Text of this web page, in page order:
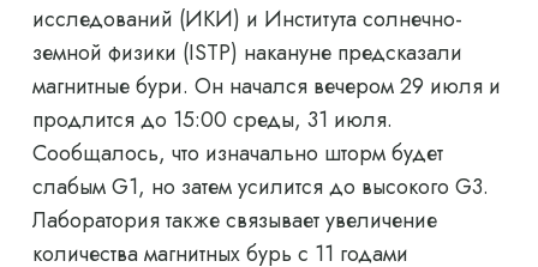
исследований (ИКИ) и Института солнечно-
земной физики (ISTP) накануне предсказали
магнитные бури. Он начался вечером 29 июля и
продлится до 15:00 среды, 31 июля.
Сообщалось, что изначально шторм будет
слабым G1, но затем усилится до высокого G3.
Лаборатория также связывает увеличение
количества магнитных бурь с 11 годами